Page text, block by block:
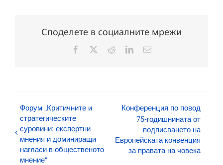
Споделете в социалните мрежи
Facebook RedditLinkedInЕлектронна
Форум „Критичните и
стратегическите
суровини: експертни
мнения и доминиращи
нагласи в общественото
мнение“
Конференция по повод
75-годишнината от
подписването на
Европейската конвенция
за правата на човека